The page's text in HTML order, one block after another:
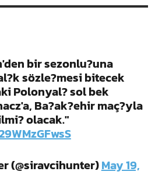
bir sezonlu?una
sözle?mesi bitecek
Polonyal? sol bek
Ba?ak?ehir maç?yla
olacak."
(@siravcihunter)May 19,